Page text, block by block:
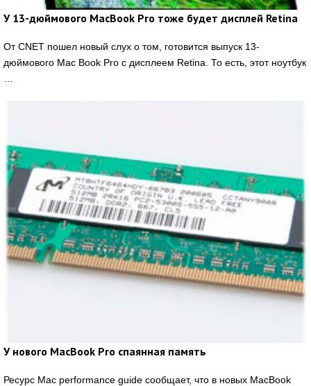
У 13-дюймового MacBook Pro тоже будет дисплей Retina
От CNET пошел новый слух о том, готовится выпуск 13-
дюймового Mac Book Pro с дисплеем Retina. То есть, этот ноутбук
У нового MacBook Pro спаянная память
Ресурс Mac performance guide сообщает, что в новых MacBook